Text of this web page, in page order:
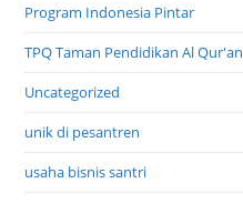
Program Indonesia Pintar
TPQ Taman Pendidikan Al Qur'an
Uncategorized
unik di pesantren
usaha bisnis santri